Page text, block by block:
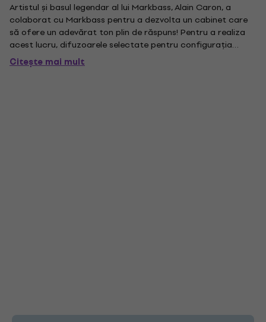
Artistul și basul legendar al lui Markbass, Alain Caron, a
colaborat cu Markbass pentru a dezvolta un cabinet care
să ofere un adevărat ton plin de răspuns! Pentru a realiza
acest lucru, difuzoarele selectate pentru configurația
cabinei triplu TRAVELER 123 HI FI dispun de un difuzor 12 "cu
un impresionant consumator de putere de 800 W, cu o...
Citește mai mult